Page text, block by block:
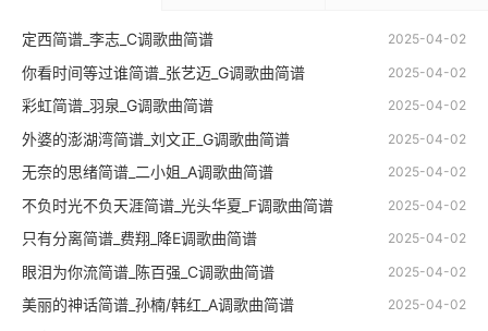
2025-04-02
定西简谱_李志_C调歌曲简谱
2025-04-02
你看时间等过谁简谱_张艺迈_G调歌曲简谱
2025-04-02
彩虹简谱_羽泉_G调歌曲简谱
2025-04-02
外婆的澎湖湾简谱_刘文正_G调歌曲简谱
2025-04-02
无奈的思绪简谱_二小姐_A调歌曲简谱
2025-04-02
不负时光不负天涯简谱_光头华夏_F调歌曲简谱
2025-04-02
只有分离简谱_费翔_降E调歌曲简谱
2025-04-02
眼泪为你流简谱_陈百强_C调歌曲简谱
2025-04-02
美丽的神话简谱_孙楠/韩红_A调歌曲简谱